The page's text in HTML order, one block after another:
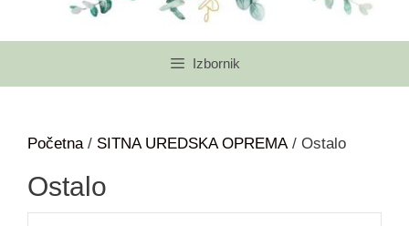
Izbornik
Početna/ SITNA UREDSKA OPREMA/ Ostalo
Ostalo